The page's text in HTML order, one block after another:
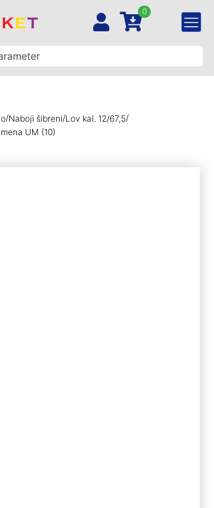
0
/Naboji šibreni/Lov kal. 12/67,5/
UM (10)